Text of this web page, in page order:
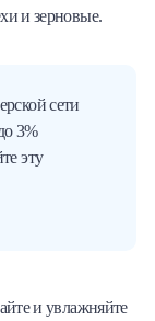
и зерновые.
сети
3%
эту
и увлажняйте